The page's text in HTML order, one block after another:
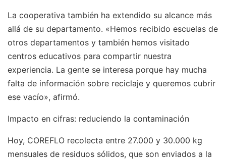
La cooperativa también ha extendido su alcance más
allá de su departamento. «Hemos recibido escuelas de
otros departamentos y también hemos visitado
centros educativos para compartir nuestra
experiencia. La gente se interesa porque hay mucha
falta de información sobre reciclaje y queremos cubrir
ese vacío», afirmó.
Impacto en cifras: reduciendo la contaminación
Hoy, COREFLO recolecta entre 27.000 y 30.000 kg
mensuales de residuos sólidos, que son enviados a la